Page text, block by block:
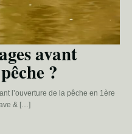
avant
?
l’ouverture de la pêche en 1ère
& […]